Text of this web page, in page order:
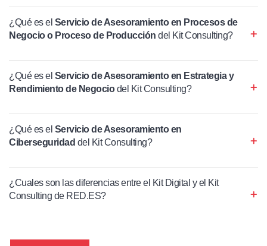
¿Qué es el Servicio de Asesoramiento en Procesos de
Negocio o Proceso de Producción del Kit Consulting?
¿Qué es el Servicio de Asesoramiento en Estrategia y
Rendimiento de Negociodel Kit Consulting?
¿Qué es el Servicio de Asesoramiento en
Ciberseguridad del Kit Consulting?
¿Cuales son las diferencias entre el Kit Digital y el Kit
Consulting de RED.ES?